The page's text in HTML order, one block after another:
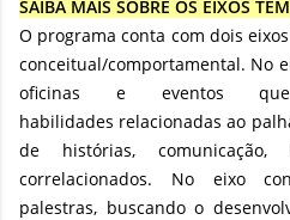
SAIBA MAIS SOBRE OS EIXOS
O programa conta com dois
conceitual/comportamental. No
oficinas e eventos que
habilidades relacionadas ao
de histórias, comunicação,
correlacionados. No eixo
palestras, buscando o